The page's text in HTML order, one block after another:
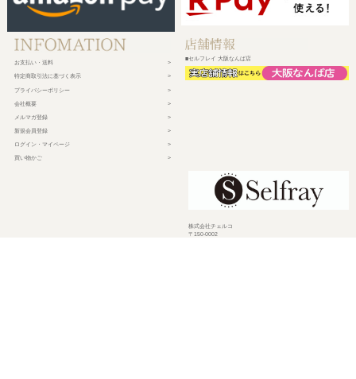
お支払い・送料
特定商取引法に基づく表示
プライバシーポリシー
会社概要
メルマガ登録
新規会員登録
ログイン・マイページ
買い物かご
■セルフレイ 大阪なんば店
株式会社チェルコ
〒150-0002